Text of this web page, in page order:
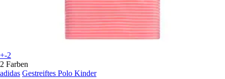
+-2
2 Farben
adidas Gestreiftes Polo Kinder